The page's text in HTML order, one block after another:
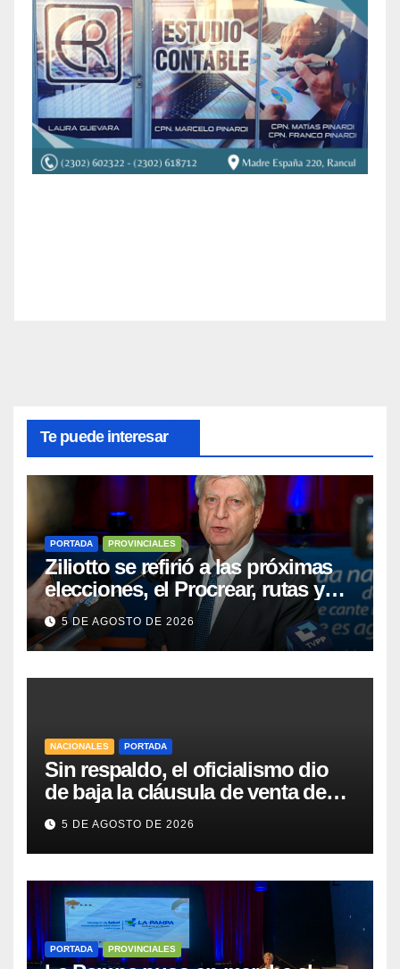
Te puede interesar
PORTADA PROVINCIALES
Ziliotto se refirió a las próximas
elecciones, el Procrear, rutas y
Vaca Muerta
5 DE AGOSTO DE 2026
NACIONALES PORTADA
Sin respaldo, el oficialismo dio
de baja la cláusula de venta de
tierras a extranjeros para salvar la
sesión
5 DE AGOSTO DE 2026
PORTADA PROVINCIALES